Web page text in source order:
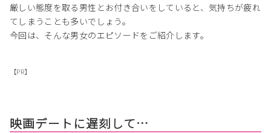
厳しい態度を取る男性とお付き合いをしていると、気持ちが疲れ
てしまうことも多いでしょう。
今回は、そんな男女のエピソードをご紹介します。
【PR】
映画デートに遅刻して…